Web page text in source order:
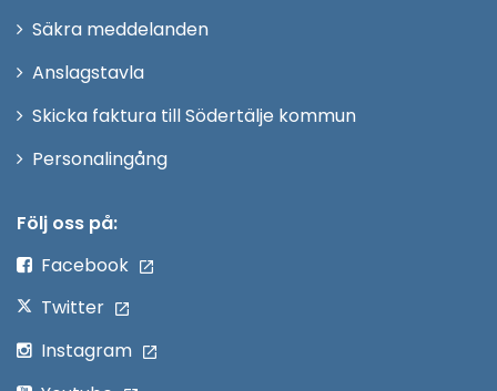
fönster
Säkra meddelanden
Anslagstavla
Skicka faktura till Södertälje kommun
PersonalingångÖppna
Följ oss på:
Facebook
Twitter
Instagram